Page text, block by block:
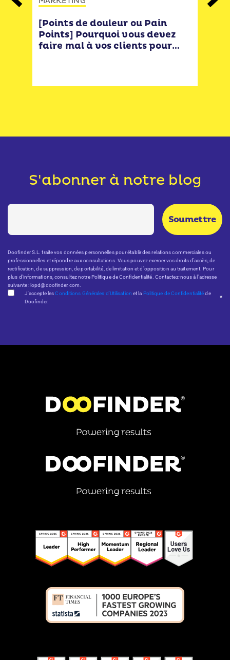
[Points de douleur ou Pain
Points] Pourquoi vous devez
faire mal à vos clients pour
S'abonner à notre blog
Doofinder S.L. traite vos données personnelles pour établir des relations commerciales ou
professionnelles et répondre aux consultations. Vous pouvez exercer vos droits d'accès, de
rectification, de suppression, de portabilité, de limitation et d'opposition au traitement. Pour
plus d'informations, consultez notre Politique de Confidentialité. Contactez-nous à l'adresse
suivante : lopd@doofinder.com.
J'accepte lesConditions Générales d'Utilisation et la Politique de Confidentialitéde
Doofinder.
*